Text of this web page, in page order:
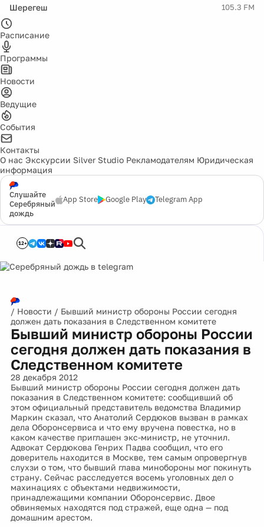
Шерегеш 105.3 FM
Расписание
Программы
Новости
Ведущие
События
Контакты
О нас Экскурсии Silver Studio Рекламодателям Юридическая
информация
Слушайте
Серебряный
дождь
App Store Google Play Telegram App
12+
/ Новости / Бывший министр обороны России сегодня
должен дать показания в Следственном комитете
Бывший министр обороны России
сегодня должен дать показания в
Следственном комитете
28 декабря 2012
Бывший министр обороны России сегодня должен дать
показания в Следственном комитете: сообщивший об
этом официальный представитель ведомства Владимир
Маркин сказал, что Анатолий Сердюков вызван в рамках
дела Оборонсервиса и что ему вручена повестка, но в
каком качестве приглашен экс-министр, не уточнил.
Адвокат Сердюкова Генрих Падва сообщил, что его
доверитель находится в Москве, тем самым опровергнув
слухзи о том, что бывший глава минобороны мог покинуть
страну. Сейчас расследуется восемь уголовных дел о
махинациях с объектами недвижимости,
принадлежащими компании Оборонсервис. Двое
обвиняемых находятся под стражей, еще одна — под
домашним арестом.